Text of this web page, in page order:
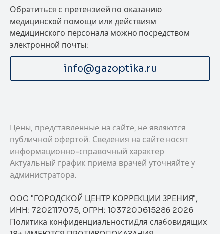
Обратиться с претензией по оказанию
медицинской помощи или действиям
медицинского персонала можно посредством
электронной почты:
info@gazoptika.ru
Цены, представленные на сайте, не являются
публичной офертой. Сведения на сайте носят
информационно-справочный характер.
Актуальный график приема врачей уточняйте у
администратора.
ООО "ГОРОДСКОЙ ЦЕНТР КОРРЕКЦИИ ЗРЕНИЯ",
ИНН: 7202117075, ОГРН: 1037200615286 2026
Политика конфиденциальностиДля слабовидящих